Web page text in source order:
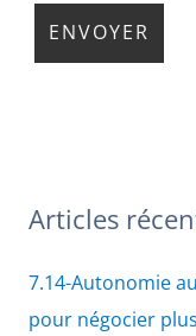
Articles
7.14-Autonomie
pour négocier